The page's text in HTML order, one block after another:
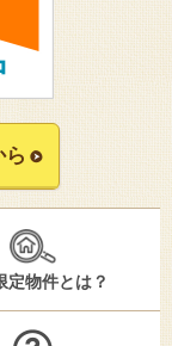
定物件とは？